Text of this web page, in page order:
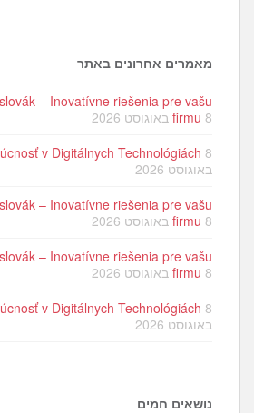
מאמרים אחרונים באתר
– Inovatívne riešenia pre vašu
firmu 8 באוגוסט 2026
v Digitálnych Technológiách 8
באוגוסט 2026
– Inovatívne riešenia pre vašu
firmu 8 באוגוסט 2026
– Inovatívne riešenia pre vašu
firmu 8 באוגוסט 2026
v Digitálnych Technológiách 8
באוגוסט 2026
נושאים חמים